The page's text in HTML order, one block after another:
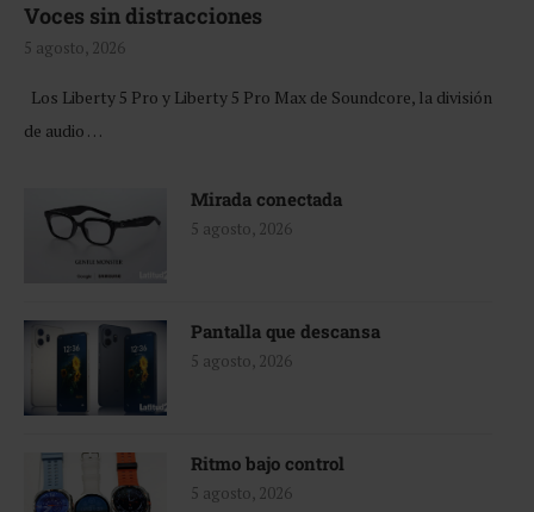
Voces sin distracciones
5 agosto, 2026
Los Liberty 5 Pro y Liberty 5 Pro Max de Soundcore, la división
de audio …
Mirada conectada
5 agosto, 2026
Pantalla que descansa
5 agosto, 2026
Ritmo bajo control
5 agosto, 2026